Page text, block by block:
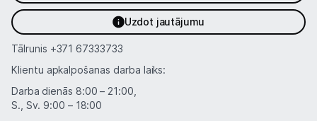
Uzdot jautājumu
Tālrunis +371 67333733
Klientu apkalpošanas darba laiks:
Darba dienās 8:00 – 21:00,
S., Sv. 9:00 – 18:00